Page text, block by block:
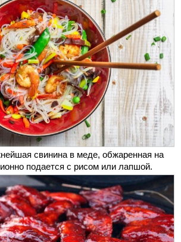
свинина в меде, обжаренная на
подается с рисом или лапшой.